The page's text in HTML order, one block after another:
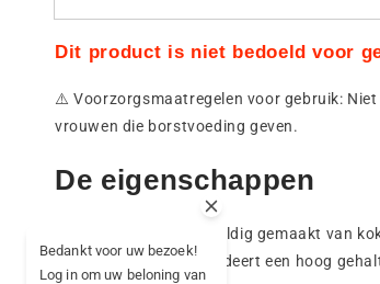
Dit product is niet bedoeld voor
⚠️ Voorzorgsmaatregelen voor gebruik:
vrouwen die borstvoeding geven.
De eigenschappen
is zorgvuldig gemaakt van
productieproces garandeert een hoog
Bedankt voor uw bezoek!
Log in om uw beloning van